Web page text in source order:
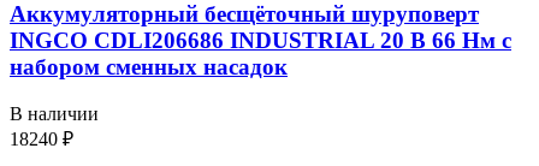
Аккумуляторный бесщёточный шуруповерт
INGCO CDLI206686 INDUSTRIAL 20 В 66 Нм с
набором сменных насадок
В наличии
18240 ₽